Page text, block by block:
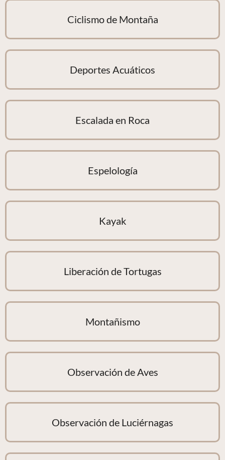
Ciclismo de Montaña
Deportes Acuáticos
Escalada en Roca
Espelología
Kayak
Liberación de Tortugas
Montañismo
Observación de Aves
Observación de Luciérnagas